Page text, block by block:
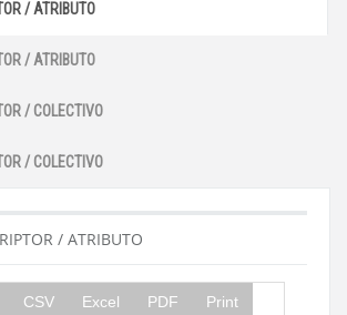
/ ATRIBUTO
/ ATRIBUTO
/ COLECTIVO
/ COLECTIVO
/ ATRIBUTO
CSV Excel PDF Print